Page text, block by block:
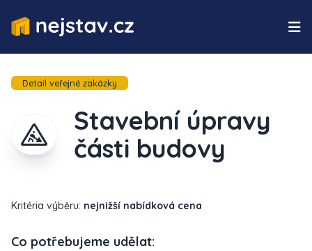
Detail veřejné zakázky
Stavební úpravy
části budovy
Kritéria výběru: nejnižší nabídková cena
Co potřebujeme udělat: